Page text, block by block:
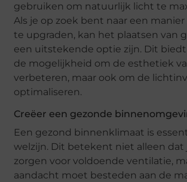
gebruiken om natuurlijk licht te
Als je op zoek bent naar een
te upgraden, kan het plaatsen van
een uitstekende optie zijn. Dit
de mogelijkheid om de esthetiek
verbeteren, maar ook om de
optimaliseren.
Creëer een gezonde
Een gezond binnenklimaat is
welzijn. Dit betekent niet alleen dat
zorgen voor voldoende ventilatie,
aandacht moet besteden aan de